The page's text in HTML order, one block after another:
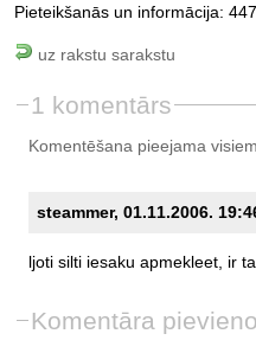
Pieteikšanās un informācija:
uz rakstu sarakstu
1 komentārs
Komentēšana pieejama visiem.
steammer, 01.11.2006.
ljoti silti iesaku apmekleet, ir
Komentāra